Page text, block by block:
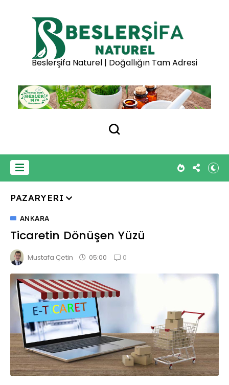
Beslerşifa Naturel | Doğallığın Tam Adresi
PAZARYERI
ANKARA
Ticaretin Dönüşen Yüzü
Mustafa Çetin 05:00 0